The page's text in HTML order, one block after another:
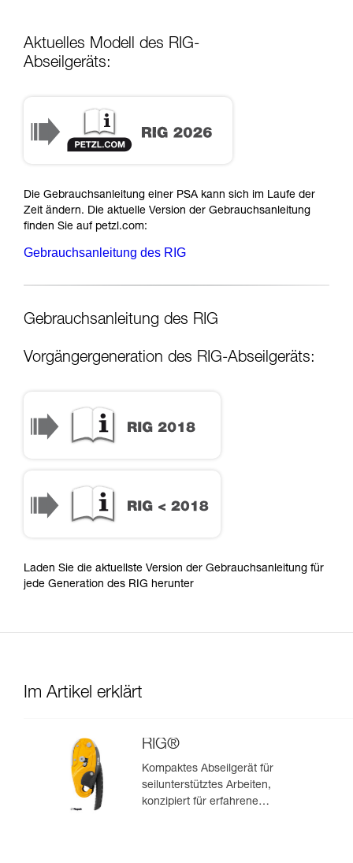
Aktuelles Modell des RIG-
Abseilgeräts:
Die Gebrauchsanleitung einer PSA kann sich im Laufe der
Zeit ändern. Die aktuelle Version der Gebrauchsanleitung
finden Sie auf petzl.com:
Gebrauchsanleitung des RIG
Gebrauchsanleitung des RIG
Vorgängergeneration des RIG-Abseilgeräts:
Laden Sie die aktuellste Version der Gebrauchsanleitung für
jede Generation des RIG herunter
Im Artikel erklärt
RIG®
Kompaktes Abseilgerät für
seilunterstütztes Arbeiten,
konzipiert für erfahrene